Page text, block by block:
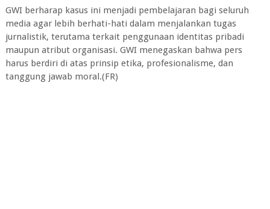
GWI berharap kasus ini menjadi pembelajaran bagi seluruh
media agar lebih berhati-hati dalam menjalankan tugas
jurnalistik, terutama terkait penggunaan identitas pribadi
maupun atribut organisasi. GWI menegaskan bahwa pers
harus berdiri di atas prinsip etika, profesionalisme, dan
tanggung jawab moral.(FR)